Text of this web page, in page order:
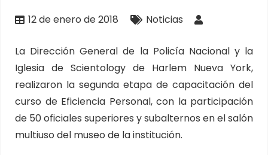
12 de enero de 2018 Noticias
La Dirección General de la Policía Nacional y la
Iglesia de Scientology de Harlem Nueva York,
realizaron la segunda etapa de capacitación del
curso de Eficiencia Personal, con la participación
de 50 oficiales superiores y subalternos en el salón
multiuso del museo de la institución.